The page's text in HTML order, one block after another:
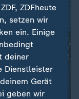
ZDFheute
setzen wir
ein. Einige
deiner
Dienstleister
Gerät
geben wir